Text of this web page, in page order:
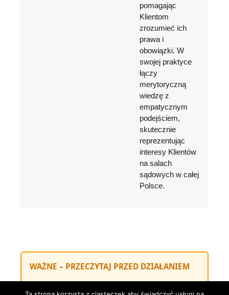
pomagając
Klientom
zrozumieć ich
prawa i
obowiązki. W
swojej praktyce
łączy
merytoryczną
wiedzę z
empatycznym
podejściem,
skutecznie
reprezentując
interesy Klientów
na salach
sądowych w całej
Polsce.
WAŻNE – PRZECZYTAJ PRZED DZIAŁANIEM
Ten artykuł ma charakter wyłącznie